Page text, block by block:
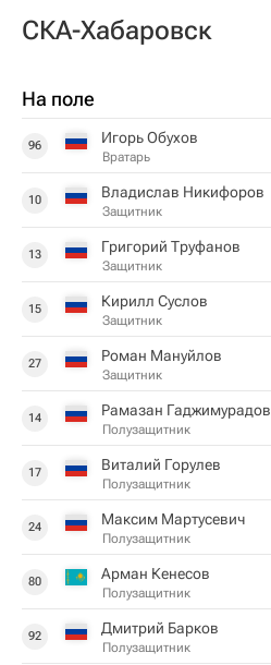
СКА-Хабаровск
На поле
96 Игорь Обухов
Вратарь
10 Владислав Никифоров
Защитник
13 Григорий Труфанов
Защитник
15 Кирилл Суслов
Защитник
27 Роман Мануйлов
Защитник
14 Рамазан Гаджимурадов
Полузащитник
17 Виталий Горулев
Полузащитник
24 Максим Мартусевич
Полузащитник
80 Арман Кенесов
Полузащитник
92 Дмитрий Барков
Полузащитник